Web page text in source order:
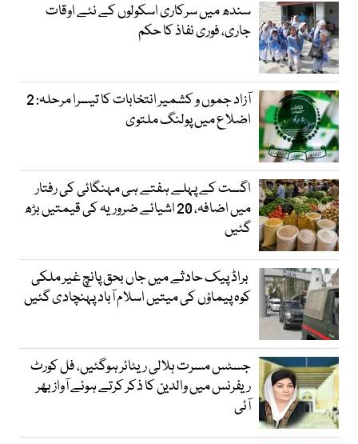
سندھ میں سرکاری اسکولوں کے نئے اوقات
جاری، فوری نفاذ کا حکم
آزاد جموں و کشمیر انتخابات کا تیسرا مرحلہ: 2
اضلاع میں پولنگ ملتوی
اگست کے پہلے ہفتے ہی مہنگائی کی رفتار
میں اضافہ، 20 اشیائے ضروریہ کی قیمتیں بڑھ
گئیں
براڈ پیک حادثے میں جاں بحق پانچ غیر ملکی
کوہ پیماؤں کی میتیں اسلام آباد پہنچادی گئیں
جسٹس مسرت ہلالی ریٹائر ہوگئیں، فل کورٹ
ریفرنس میں والدین کا ذکر کرتے ہوئے آواز بھر
آئی